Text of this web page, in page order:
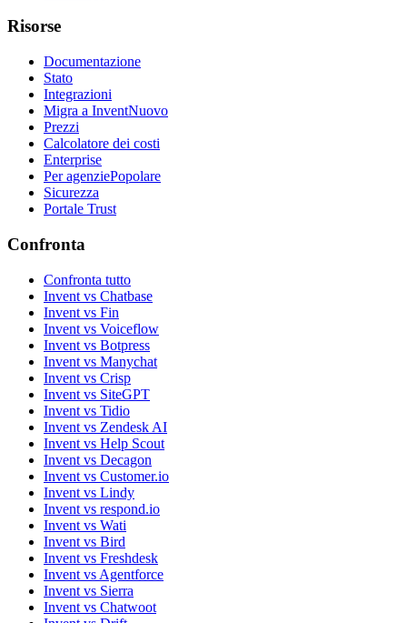
Risorse
Documentazione
Stato
Integrazioni
Migra a InventNuovo
Prezzi
Calcolatore dei costi
Enterprise
Per agenziePopolare
Sicurezza
Portale Trust
Confronta
Confronta tutto
Invent vs Chatbase
Invent vs Fin
Invent vs Voiceflow
Invent vs Botpress
Invent vs Manychat
Invent vs Crisp
Invent vs SiteGPT
Invent vs Tidio
Invent vs Zendesk AI
Invent vs Help Scout
Invent vs Decagon
Invent vs Customer.io
Invent vs Lindy
Invent vs respond.io
Invent vs Wati
Invent vs Bird
Invent vs Freshdesk
Invent vs Agentforce
Invent vs Sierra
Invent vs Chatwoot